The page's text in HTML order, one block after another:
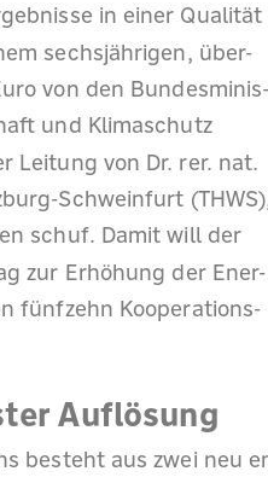
in einer Qualität
sechsjährigen, über-
von den
und Klimaschutz
Leitung von Dr. rer. nat.
Schweinfurt
schuf. Damit will der
zur Erhöhung der Ener-
fünfzehn Kooperations-
Auflösung
besteht aus zwei neu